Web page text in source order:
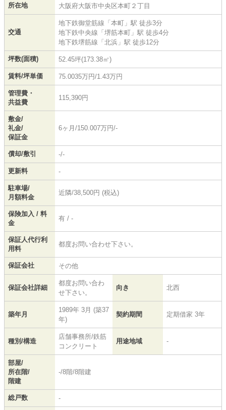
所在地 大阪府大阪市中央区本町 ２丁目
交通
地下鉄御堂筋線 「本町 」駅 徒歩3分
地下鉄中央線 「堺筋本町 」駅 徒歩4分
地下鉄堺筋線 「北浜 」駅 徒歩12分
坪数(面積) 52.45坪(173.38㎡)
賃料/坪単価 75.0035万円/1.43万円
管理費・
共益費
115,390円
敷金/
礼金/
保証金
6ヶ月/150.007万円/-
償却/敷引 -/-
更新料 -
駐車場/
月額料金
近隣/38,500円 (税込)
保険加入 / 料
金
有 / -
保証人代行利
用料
都度お問い合わせ下さい。
保証会社 その他
保証会社詳細
都度お問い合わ
せ下さい。
向き 北西
築年月
1989年 3月 (築37
年)
契約期間 定期借家 3年
種別/構造
店舗事務所/鉄筋
コンクリート
用途地域 -
部屋/
所在階/
階建
-/8階/8階建
総戸数 -